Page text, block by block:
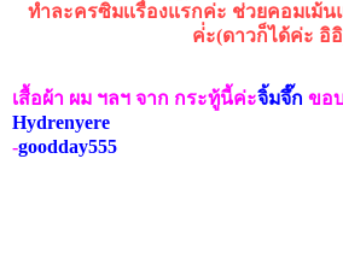
ทำละครซิมเเรื่องแรกค่ะ ช่วยคอมเม้
ค่่ะ(ดาวก็ได้ค่ะ อิ
เสื้อผ้า ผม ฯลฯ จาก กระทู้นี้ค่ะจิ้มจึ๊ก ขอ
Hydrenyere
-goodday555